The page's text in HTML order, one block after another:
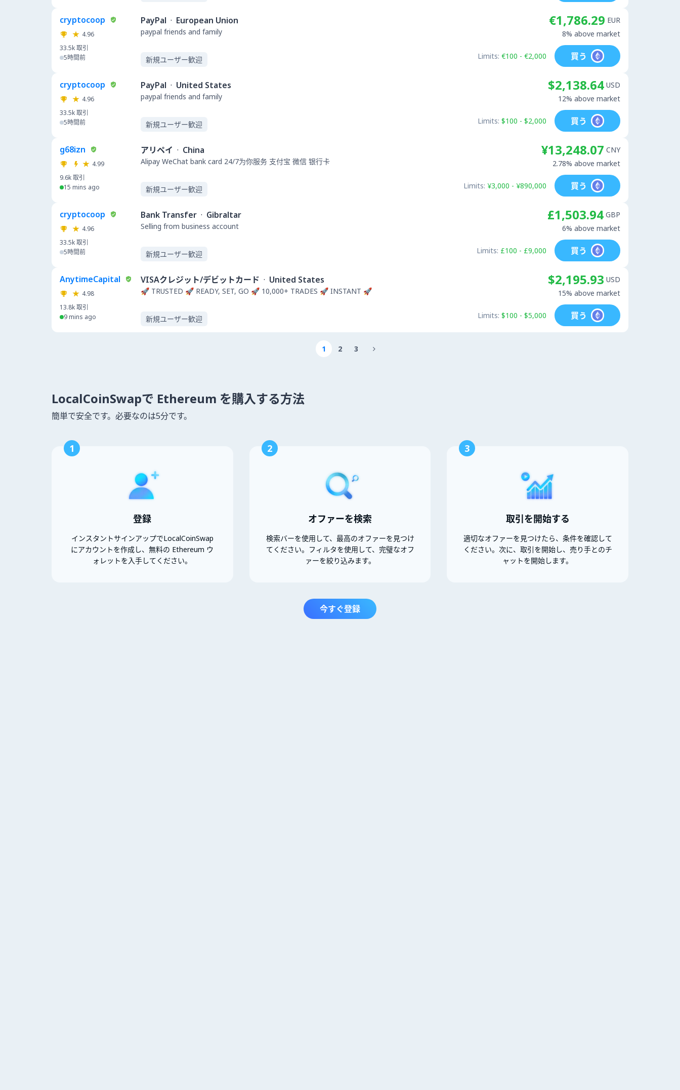
cryptocoop
4.96
33.5k取引
5時間前
PayPal · European Union
paypal friends and family
新規ユーザー歓迎
€1,786.29 EUR
8% above market
Limits: €100 - €2,000 買う
cryptocoop
4.96
33.5k取引
5時間前
PayPal · United States
paypal friends and family
新規ユーザー歓迎
$2,138.64 USD
12% above market
Limits: $100 - $2,000 買う
g68izn
4.99
9.6k取引
15 mins ago
アリペイ · China
Alipay WeChat bank card 24/7为你服务 支付宝 微信 银行卡
新規ユーザー歓迎
¥13,248.07 CNY
2.78% above market
Limits: ¥3,000 - ¥890,000 買う
cryptocoop
4.96
33.5k取引
5時間前
Bank Transfer · Gibraltar
Selling from business account
新規ユーザー歓迎
£1,503.94 GBP
6% above market
Limits: £100 - £9,000 買う
AnytimeCapital
4.98
13.8k取引
9 mins ago
VISAクレジット/デビットカード · United States
🚀 TRUSTED 🚀 READY, SET, GO 🚀 10,000+ TRADES 🚀 INSTANT 🚀
新規ユーザー歓迎
$2,195.93 USD
15% above market
Limits: $100 - $5,000 買う
1 2 3 
LocalCoinSwapで Ethereum を購入する方法
簡単で安全です。必要なのは5分です。
1
登録
インスタントサインアップでLocalCoinSwap
にアカウントを作成し、無料の Ethereum ウ
ォレットを入手してください。
2
オファーを検索
検索バーを使用して、最高のオファーを見つけ
てください。フィルタを使用して、完璧なオフ
ァーを絞り込みます。
3
取引を開始する
適切なオファーを見つけたら、条件を確認して
ください。次に、取引を開始し、売り手とのチ
ャットを開始します。
今すぐ登録